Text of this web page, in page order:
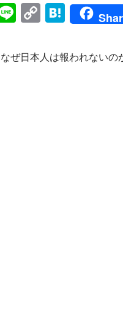
Li
e
C
p
H
at
e
ぜ日本人は報われないの